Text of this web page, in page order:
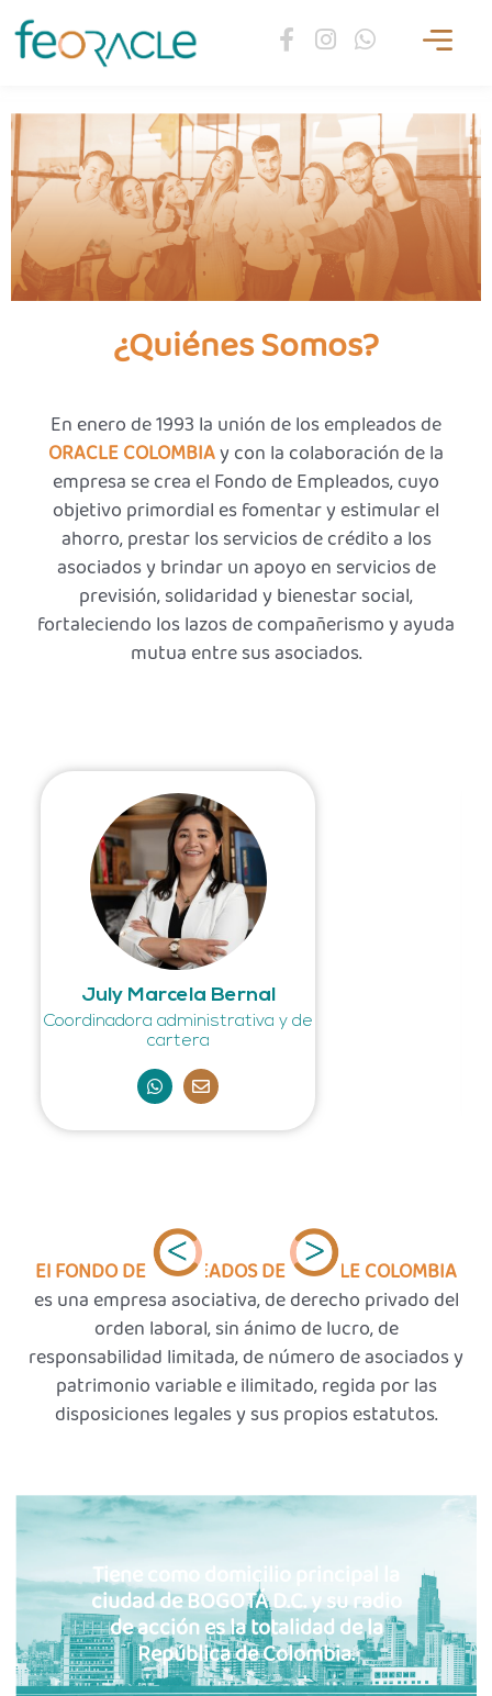
contenido
F
a
b
o
k
-
f
I
n
a
g
r
a
m
W
h
s
a
p
p
¿Quiénes Somos?
En enero de 1993 la unión de los empleados de
ORACLE COLOMBIAy con la colaboración de la
empresa se crea el Fondo de Empleados, cuyo
objetivo primordial es fomentar y estimular el
ahorro, prestar los servicios de crédito a los
asociados y brindar un apoyo en servicios de
previsión, solidaridad y bienestar social,
fortaleciendo los lazos de compañerismo y ayuda
mutua entre sus asociados.
July Marcela Bernal
Coordinadora administrativa y de
cartera
W
h
t
E
n
e
El FONDO DE EMPLEADOS DE ORACLE COLOMBIA
es una empresa asociativa, de derecho privado del
orden laboral, sin ánimo de lucro, de
responsabilidad limitada, de número de asociados y
patrimonio variable e ilimitado, regida por las
disposiciones legales y sus propios estatutos.
Tiene como domicilio principal la
ciudad de BOGOTÁ D.C. y su radio
de acción es la totalidad de la
República de Colombia.